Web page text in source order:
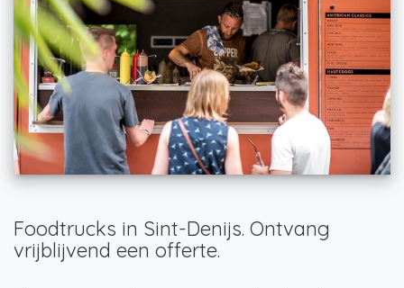
Foodtrucks in Sint-Denijs. Ontvang
vrijblijvend een offerte.